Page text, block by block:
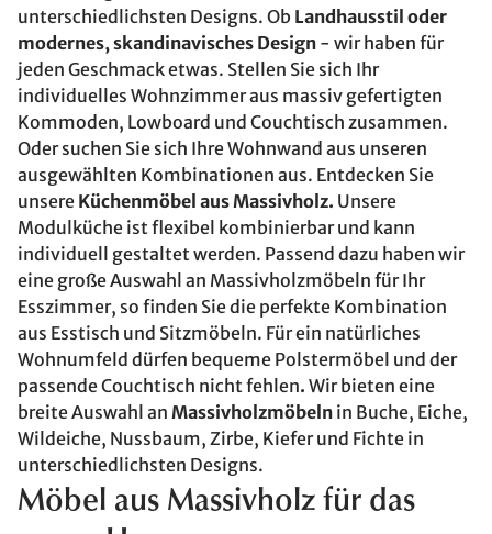
unterschiedlichsten Designs. Ob Landhausstil oder
modernes, skandinavisches Design - wir haben für
jeden Geschmack etwas. Stellen Sie sich Ihr
individuelles Wohnzimmer aus massiv gefertigten
Kommoden, Lowboard und Couchtisch zusammen.
Oder suchen Sie sich Ihre Wohnwand aus unseren
ausgewählten Kombinationen aus. Entdecken Sie
unsere Küchenmöbel aus Massivholz. Unsere
Modulküche ist flexibel kombinierbar und kann
individuell gestaltet werden. Passend dazu haben wir
eine große Auswahl an Massivholzmöbeln für Ihr
Esszimmer, so finden Sie die perfekte Kombination
aus Esstisch und Sitzmöbeln. Für ein natürliches
Wohnumfeld dürfen bequeme Polstermöbel und der
passende Couchtisch nicht fehlen. Wir bieten eine
breite Auswahl an Massivholzmöbeln in Buche, Eiche,
Wildeiche, Nussbaum, Zirbe, Kiefer und Fichte in
unterschiedlichsten Designs.
Möbel aus Massivholz für das